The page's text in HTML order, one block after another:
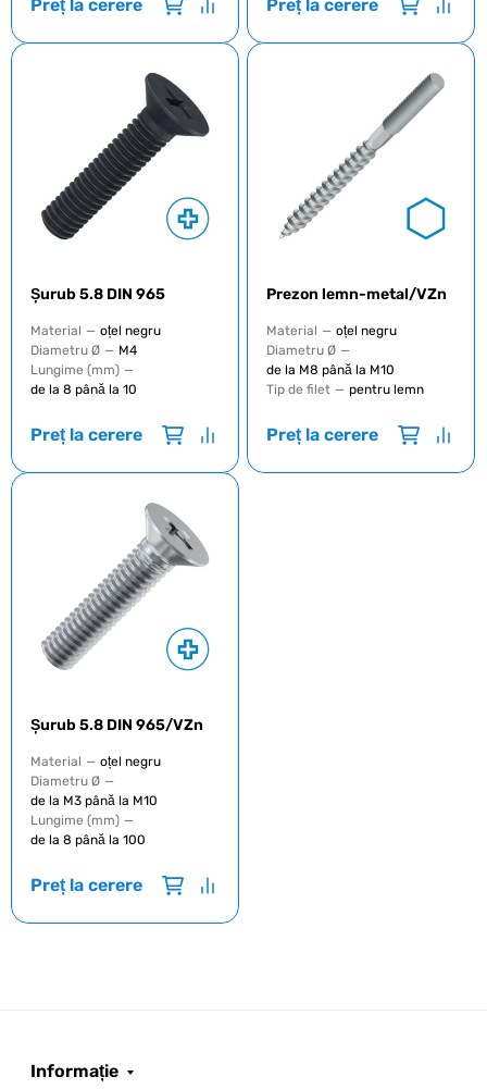
Preț la cerere Preț la cerere
Șurub 5.8 DIN 965
Material — oțel negru
Diametru Ø — М4
Lungime (mm) —
de la 8 până la 10
Preț la cerere
Prezon lemn-metal/VZn
Material — oțel negru
Diametru Ø —
de la М8 până la М10
Tip de filet — pentru lemn
Preț la cerere
Șurub 5.8 DIN 965/VZn
Material — oțel negru
Diametru Ø —
de la M3 până la M10
Lungime (mm) —
de la 8 până la 100
Preț la cerere
Informație